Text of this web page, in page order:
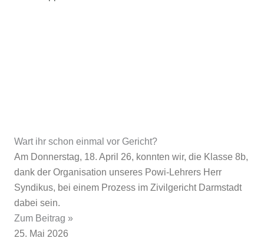
Wart ihr schon einmal vor Gericht?
Am Donnerstag, 18. April 26, konnten wir, die Klasse 8b,
dank der Organisation unseres Powi-Lehrers Herr
Syndikus, bei einem Prozess im Zivilgericht Darmstadt
dabei sein.
Zum Beitrag »
25. Mai 2026